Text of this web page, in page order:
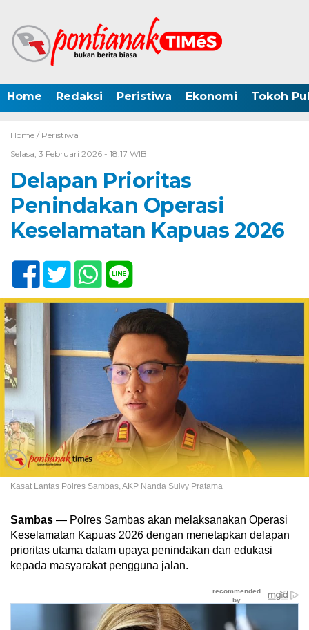
Home Redaksi Peristiwa Ekonomi Tokoh
Home / Peristiwa
Selasa, 3 Februari 2026 - 18:17 WIB
Delapan Prioritas
Penindakan Operasi
Keselamatan Kapuas 2026
Kasat Lantas Polres Sambas, AKP Nanda Sulvy Pratama
Sambas — Polres Sambas akan melaksanakan Operasi
Keselamatan Kapuas 2026 dengan menetapkan delapan
prioritas utama dalam upaya penindakan dan edukasi
kepada masyarakat pengguna jalan.